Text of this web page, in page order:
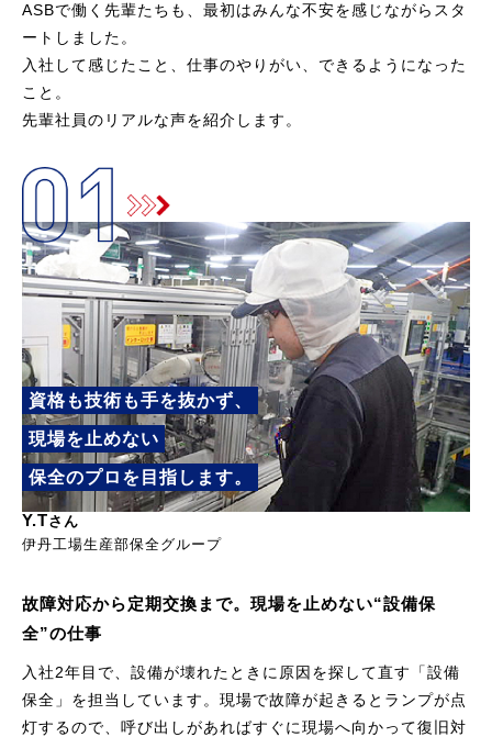
ASBで働く先輩たちも、最初はみんな不安を感じながらスタ
ートしました。
入社して感じたこと、仕事のやりがい、できるようになった
こと。
先輩社員のリアルな声を紹介します。
資格も技術も手を抜かず、
現場を止めない
保全のプロを目指します。
Y.Tさん
伊丹工場生産部保全グループ
故障対応から定期交換まで。現場を止めない“設備保
全”の仕事
入社2年目で、設備が壊れたときに原因を探して直す「設備
保全」を担当しています。現場で故障が起きるとランプが点
灯するので、呼び出しがあればすぐに現場へ向かって復旧対